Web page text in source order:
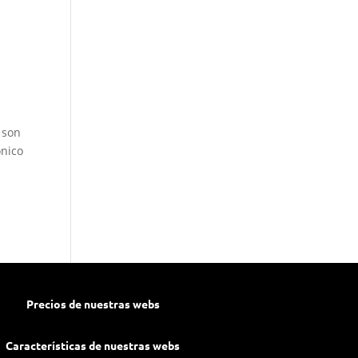
Precios de nuestras webs
Características de nuestras webs